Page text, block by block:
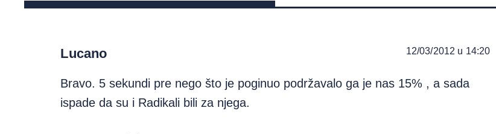
Lucano 12/03/2012 u 14:20
Bravo. 5 sekundi pre nego što je poginuo podržavalo ga je nas 15% , a sada
ispade da su i Radikali bili za njega.